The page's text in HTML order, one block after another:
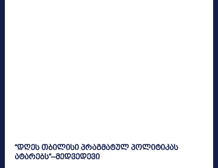
“დღეს თბილისი პრაგმატულ პოლიტიკას
ატარებს“–მედვედევი